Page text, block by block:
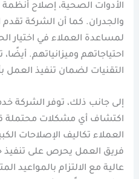
الأدوات الصحية، إصلاح أنظمة
والجدران. كما أن الشركة
لمساعدة العملاء في اختيار
احتياجاتهم وميزانياتهم.
التقنيات لضمان تنفيذ العمل
إلى جانب ذلك، توفر الشركة
اكتشاف أي مشكلات محتملة
العملاء تكاليف الإصلاحات
فريق العمل يحرص على تنفيذ
عالية مع الالتزام بالمواعيد